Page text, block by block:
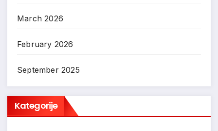
March 2026
February 2026
September 2025
Kategorije